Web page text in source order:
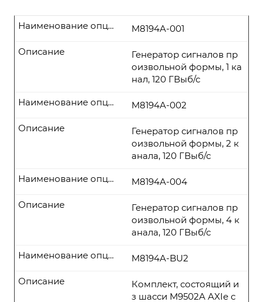
M8194A-001
Наименование опции
Генератор сигналов пр
оизвольной формы, 1 ка
нал, 120 ГВыб/с
Описание
M8194A-002
Наименование опции
Генератор сигналов пр
оизвольной формы, 2 к
анала, 120 ГВыб/с
Описание
M8194A-004
Наименование опции
Генератор сигналов пр
оизвольной формы, 4 к
анала, 120 ГВыб/с
Описание
M8194A-BU2
Наименование опции
Комплект, состоящий и
з шасси M9502A AXIe с
Описание